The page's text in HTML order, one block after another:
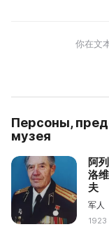
你在文
Персоны,
музея
阿
洛
夫
军人
1923